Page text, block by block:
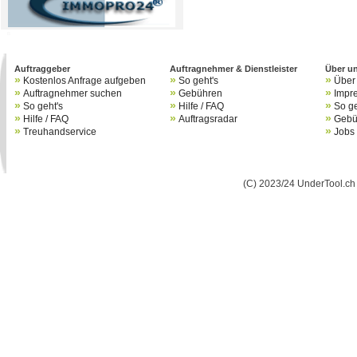
Auftraggeber
» Kostenlos Anfrage aufgeben
» Auftragnehmer suchen
» So geht's
» Hilfe / FAQ
» Treuhandservice
Auftragnehmer & Dienstleister
» So geht's
» Gebühren
» Hilfe / FAQ
» Auftragsradar
Über
»
»
» So
»
» Jobs
(C) 2023/24